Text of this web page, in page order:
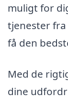
muligt for
tjenester fra
få den
Med de
dine